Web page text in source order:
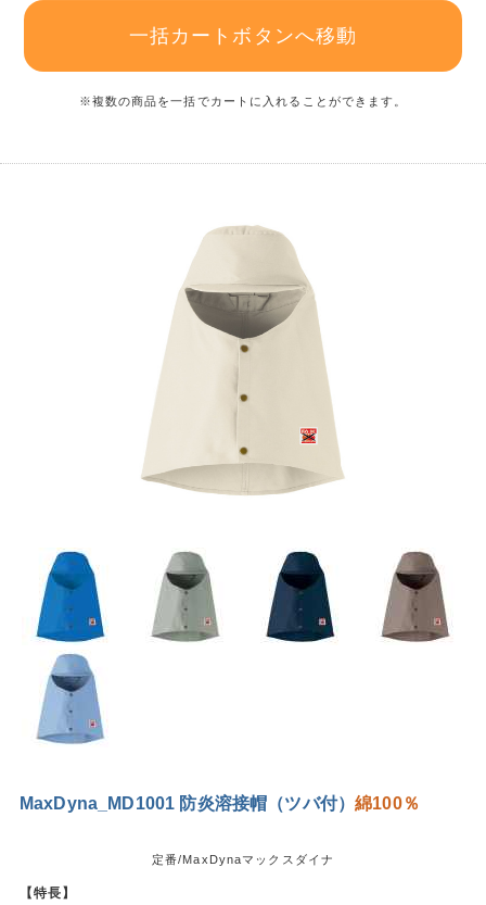
一括カートボタンへ移動
※複数の商品を一括でカートに入れることができます。
MaxDyna_MD1001 防炎溶接帽（ツバ付）綿100％
定番/MaxDynaマックスダイナ
【特長】